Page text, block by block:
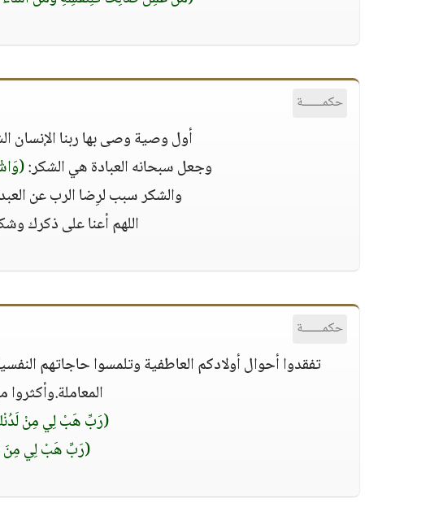
حكمــــــة
‏أول وصية وصى بها ربنا الإنسان
‏وجعل سبحانه العبادة هي الشكر:
‏والشكر سبب لرِضا الرب عن
‏اللهم أعنا على ذكرك
حكمــــــة
تفقدوا أحوال أولادكم العاطفية وتلمسوا حاجاتهم
المعاملة.وأكثروا
(رَبِّ هَبْ لِي مِنْ
(رَبِّ هَبْ لِي مِنَ